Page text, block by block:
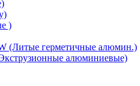
)
(Литые герметичные алюмин.)
алюминиевые)